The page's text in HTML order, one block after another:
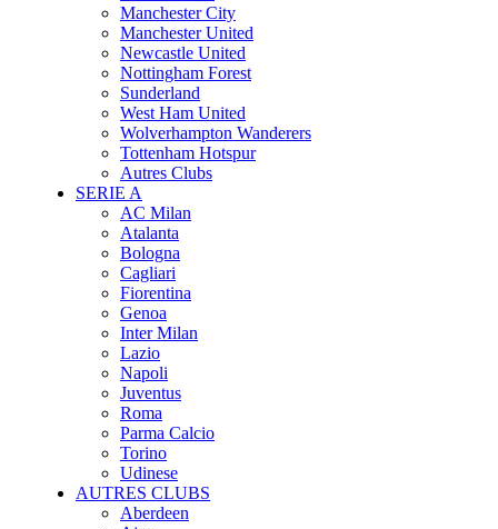
Manchester City
Manchester United
Newcastle United
Nottingham Forest
Sunderland
West Ham United
Wolverhampton Wanderers
Tottenham Hotspur
Autres Clubs
SERIE A
AC Milan
Atalanta
Bologna
Cagliari
Fiorentina
Genoa
Inter Milan
Lazio
Napoli
Juventus
Roma
Parma Calcio
Torino
Udinese
AUTRES CLUBS
Aberdeen